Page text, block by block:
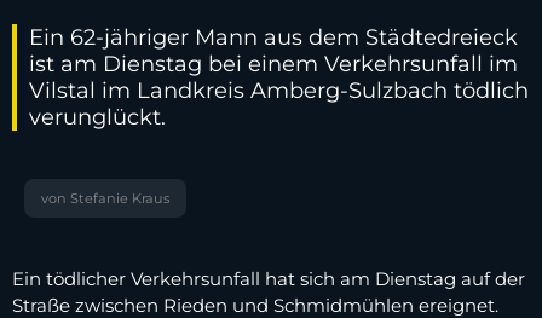
Ein 62-jähriger Mann aus dem Städtedreieck
ist am Dienstag bei einem Verkehrsunfall im
Vilstal im Landkreis Amberg-Sulzbach tödlich
verunglückt.
von Stefanie Kraus
Ein tödlicher Verkehrsunfall hat sich am Dienstag auf der
Straße zwischen Rieden und Schmidmühlen ereignet.